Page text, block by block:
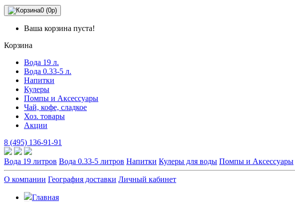
0 (0р)
Ваша корзина пуста!
Корзина
Вода 19 л.
Вода 0.33-5 л.
Напитки
Кулеры
Помпы и Аксессуары
Чай, кофе, сладкое
Хоз. товары
Акции
8 (495) 136-91-91
Вода 19 литров Вода 0.33-5 литров Напитки Кулеры для воды Помпы и Аксессуары
О компании География доставки Личный кабинет
Главная